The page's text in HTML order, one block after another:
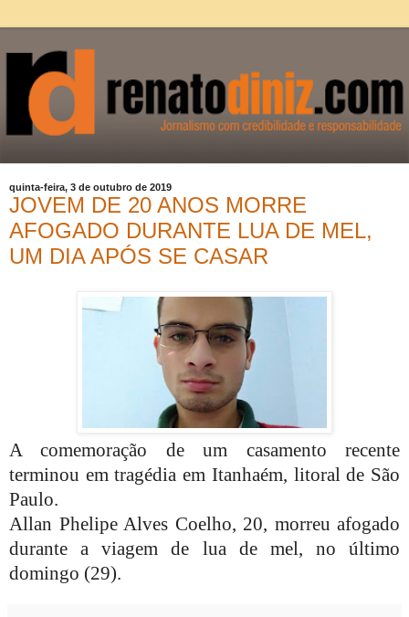
quinta-feira, 3 de outubro de 2019
JOVEM DE 20 ANOS MORRE
AFOGADO DURANTE LUA DE MEL,
UM DIA APÓS SE CASAR
A comemoração de um casamento recente
terminou em tragédia em Itanhaém, litoral de São
Paulo.
Allan Phelipe Alves Coelho, 20, morreu afogado
durante a viagem de lua de mel, no último
domingo (29).